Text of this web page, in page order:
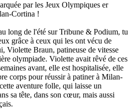
par les Jeux Olympiques er
Cortina !
long de l'été sur Tribune & Podium, tu
grâce à ceux qui les ont vécu de
Violette Braun, patineuse de vitesse
olympiade. Violette avait rêvé de ces
avant, elle est hospitalisée, elle
corps pour réussir à patiner à Milan-
aventure folle, qui laisse un
sa tête, dans son cœur, mais aussi